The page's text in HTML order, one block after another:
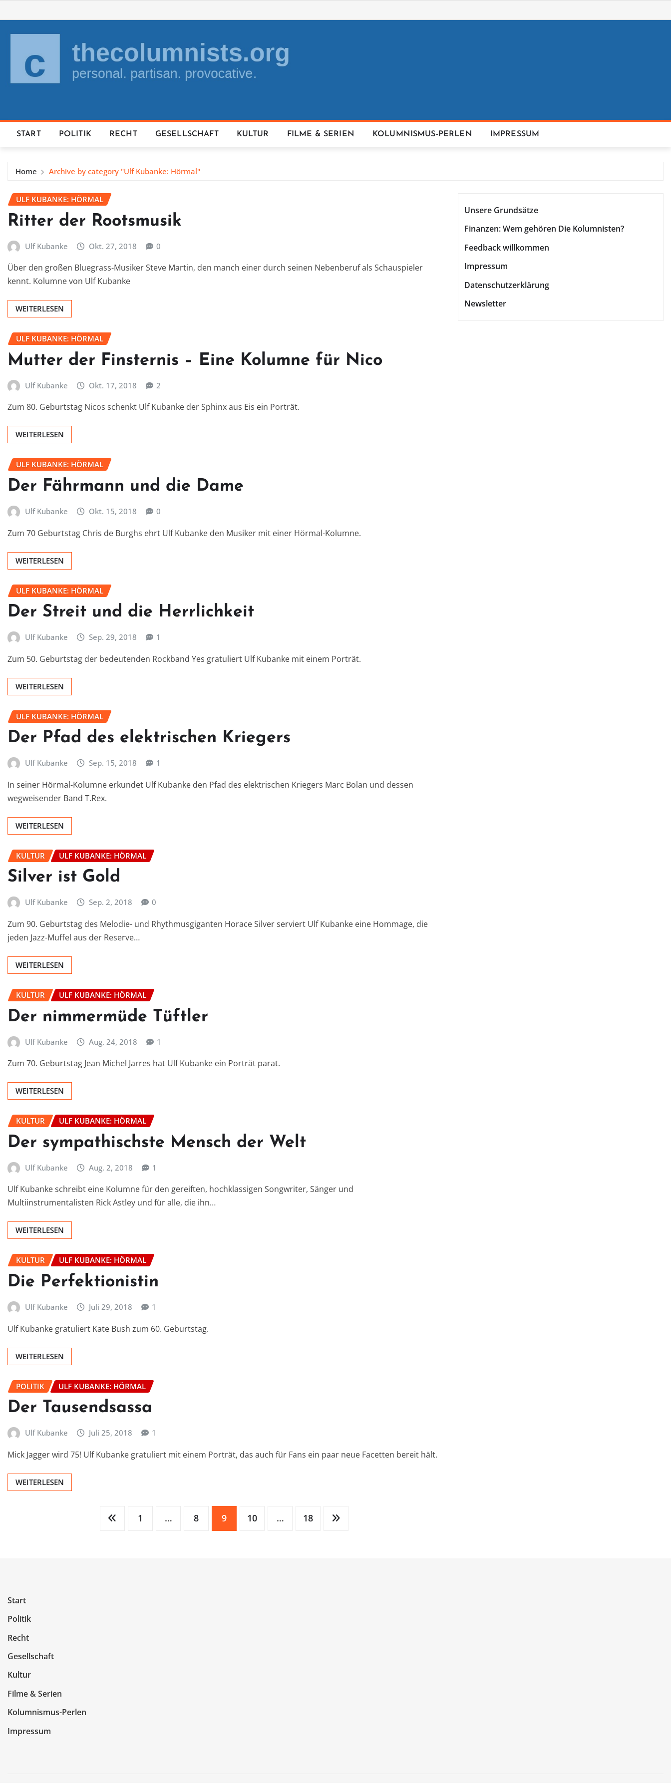
to
content
START POLITIK RECHT GESELLSCHAFT KULTUR FILME & SERIEN KOLUMNISMUS-PERLEN IMPRESSUM
Home Archive by category "Ulf Kubanke: Hörmal"
ULF KUBANKE: HÖRMAL
Ritter der Rootsmusik
Ulf Kubanke Okt. 27, 2018 0
Über den großen Bluegrass-Musiker Steve Martin, den manch einer durch seinen Nebenberuf als Schauspieler
kennt. Kolumne von Ulf Kubanke
WEITERLESEN
ULF KUBANKE: HÖRMAL
Mutter der Finsternis – Eine Kolumne für Nico
Ulf Kubanke Okt. 17, 2018 2
Zum 80. Geburtstag Nicos schenkt Ulf Kubanke der Sphinx aus Eis ein Porträt.
WEITERLESEN
ULF KUBANKE: HÖRMAL
Der Fährmann und die Dame
Ulf Kubanke Okt. 15, 2018 0
Zum 70 Geburtstag Chris de Burghs ehrt Ulf Kubanke den Musiker mit einer Hörmal-Kolumne.
WEITERLESEN
ULF KUBANKE: HÖRMAL
Der Streit und die Herrlichkeit
Ulf Kubanke Sep. 29, 2018 1
Zum 50. Geburtstag der bedeutenden Rockband Yes gratuliert Ulf Kubanke mit einem Porträt.
WEITERLESEN
ULF KUBANKE: HÖRMAL
Der Pfad des elektrischen Kriegers
Ulf Kubanke Sep. 15, 2018 1
In seiner Hörmal-Kolumne erkundet Ulf Kubanke den Pfad des elektrischen Kriegers Marc Bolan und dessen
wegweisender Band T.Rex.
WEITERLESEN
KULTUR ULF KUBANKE: HÖRMAL
Silver ist Gold
Ulf Kubanke Sep. 2, 2018 0
Zum 90. Geburtstag des Melodie- und Rhythmusgiganten Horace Silver serviert Ulf Kubanke eine Hommage, die
jeden Jazz-Muffel aus der Reserve…
WEITERLESEN
KULTUR ULF KUBANKE: HÖRMAL
Der nimmermüde Tüftler
Ulf Kubanke Aug. 24, 2018 1
Zum 70. Geburtstag Jean Michel Jarres hat Ulf Kubanke ein Porträt parat.
WEITERLESEN
KULTUR ULF KUBANKE: HÖRMAL
Der sympathischste Mensch der Welt
Ulf Kubanke Aug. 2, 2018 1
Ulf Kubanke schreibt eine Kolumne für den gereiften, hochklassigen Songwriter, Sänger und
Multiinstrumentalisten Rick Astley und für alle, die ihn…
WEITERLESEN
KULTUR ULF KUBANKE: HÖRMAL
Die Perfektionistin
Ulf Kubanke Juli 29, 2018 1
Ulf Kubanke gratuliert Kate Bush zum 60. Geburtstag.
WEITERLESEN
POLITIK ULF KUBANKE: HÖRMAL
Der Tausendsassa
Ulf Kubanke Juli 25, 2018 1
Mick Jagger wird 75! Ulf Kubanke gratuliert mit einem Porträt, das auch für Fans ein paar neue Facetten bereit hält.
WEITERLESEN
Seitennummerierung
1 … 8 9 10 … 18
Unsere Grundsätze
Finanzen: Wem gehören Die Kolumnisten?
Feedback willkommen
Impressum
Datenschutzerklärung
Newsletter
Start
Politik
Recht
Gesellschaft
Kultur
Filme & Serien
Kolumnismus-Perlen
Impressum